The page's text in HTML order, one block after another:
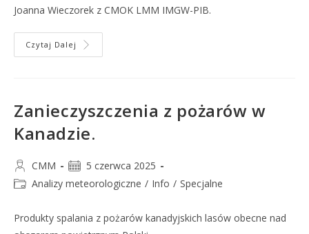
Joanna Wieczorek z CMOK LMM IMGW-PIB.
Czytaj Dalej
Zanieczyszczenia z pożarów w
Kanadzie.
CMM
5 czerwca 2025
Analizy meteorologiczne / Info / Specjalne
Produkty spalania z pożarów kanadyjskich lasów obecne nad